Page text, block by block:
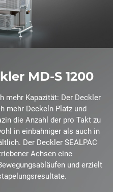
MD-S 1200
mehr Kapazität: Der Deckler
mehr Deckeln Platz und
die Anzahl der pro Takt zu
in einbahniger als auch in
Der Deckler SEALPAC
Achsen eine
und erzielt